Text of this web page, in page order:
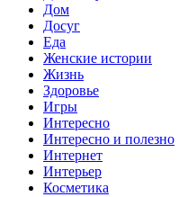
Дом
Досуг
Еда
Женские истории
Жизнь
Здоровье
Игры
Интересно
Интересно и полезно
Интернет
Интерьер
Косметика